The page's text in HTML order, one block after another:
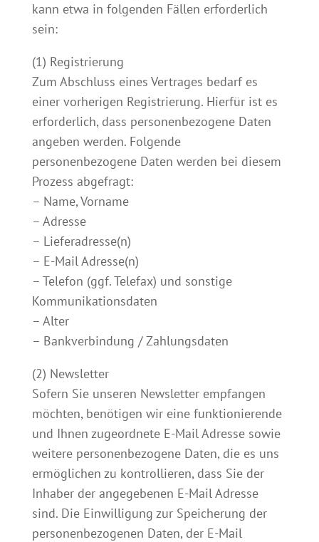
kann etwa in folgenden Fällen erforderlich
sein:
(1) Registrierung
Zum Abschluss eines Vertrages bedarf es
einer vorherigen Registrierung. Hierfür ist es
erforderlich, dass personenbezogene Daten
angeben werden. Folgende
personenbezogene Daten werden bei diesem
Prozess abgefragt:
– Name, Vorname
– Adresse
– Lieferadresse(n)
– E-Mail Adresse(n)
– Telefon (ggf. Telefax) und sonstige
Kommunikationsdaten
– Alter
– Bankverbindung / Zahlungsdaten
(2) Newsletter
Sofern Sie unseren Newsletter empfangen
möchten, benötigen wir eine funktionierende
und Ihnen zugeordnete E-Mail Adresse sowie
weitere personenbezogene Daten, die es uns
ermöglichen zu kontrollieren, dass Sie der
Inhaber der angegebenen E-Mail Adresse
sind. Die Einwilligung zur Speicherung der
personenbezogenen Daten, der E-Mail